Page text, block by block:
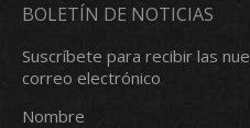
BOLETÍN DE NOTICIAS
Suscríbete para recibir las
correo electrónico
Nombre